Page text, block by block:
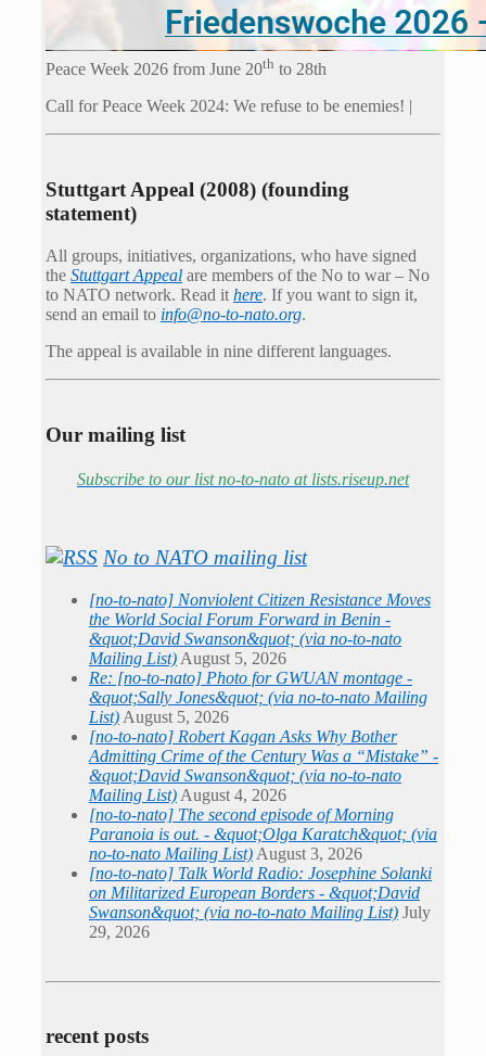
Peace Week 2026 from June 20th to 28th
Call for Peace Week 2024: We refuse to be enemies! |
Stuttgart Appeal (2008) (founding
statement)
All groups, initiatives, organizations, who have signed
the Stuttgart Appeal are members of the No to war – No
to NATO network. Read it here. If you want to sign it,
send an email to info@no-to-nato.org.
The appeal is available in nine different languages.
Our mailing list
Subscribe to our list no-to-nato at lists.riseup.net
No to NATO mailing list
[no-to-nato] Nonviolent Citizen Resistance Moves
the World Social Forum Forward in Benin -
&quot;David Swanson&quot; (via no-to-nato
Mailing List) August 5, 2026
Re: [no-to-nato] Photo for GWUAN montage -
&quot;Sally Jones&quot; (via no-to-nato Mailing
List) August 5, 2026
[no-to-nato] Robert Kagan Asks Why Bother
Admitting Crime of the Century Was a “Mistake” -
&quot;David Swanson&quot; (via no-to-nato
Mailing List) August 4, 2026
[no-to-nato] The second episode of Morning
Paranoia is out. - &quot;Olga Karatch&quot; (via
no-to-nato Mailing List) August 3, 2026
[no-to-nato] Talk World Radio: Josephine Solanki
on Militarized European Borders - &quot;David
Swanson&quot; (via no-to-nato Mailing List) July
29, 2026
recent posts